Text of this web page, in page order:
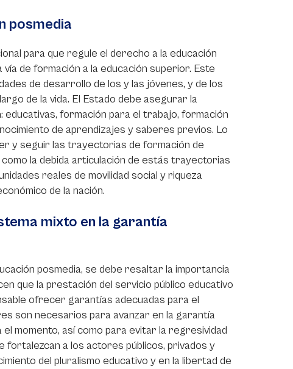
posmedia
para que regule el derecho a la educación
de formación a la educación superior. Este
de desarrollo de los y las jóvenes, y de los
de la vida. El Estado debe asegurar la
formación para el trabajo, formación
de aprendizajes y saberes previos. Lo
y seguir las trayectorias de formación de
la debida articulación de estás trayectorias
reales de movilidad social y riqueza
de la nación.
mixto en la garantía
posmedia, se debe resaltar la importancia
que la prestación del servicio público educativo
ofrecer garantías adecuadas para el
son necesarios para avanzar en la garantía
momento, así como para evitar la regresividad
a los actores públicos, privados y
del pluralismo educativo y en la libertad de